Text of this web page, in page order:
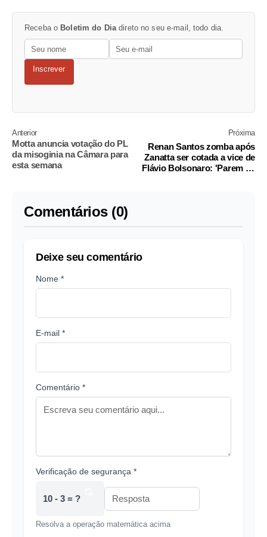
Receba o Boletim do Dia direto no seu e-mail, todo dia.
Inscrever
Anterior
Motta anuncia votação do PL
da misoginia na Câmara para
esta semana
Próxima
Renan Santos zomba após
Zanatta ser cotada a vice de
Flávio Bolsonaro: 'Parem de
Comentários (0)
Deixe seu comentário
Nome *
E-mail *
Comentário *
Verificação de segurança *
10 - 3 = ?
Resolva a operação matemática acima